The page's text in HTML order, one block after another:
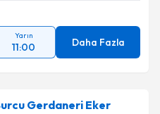
Yarın
11:00 Daha Fazla
Gerdaneri Eker